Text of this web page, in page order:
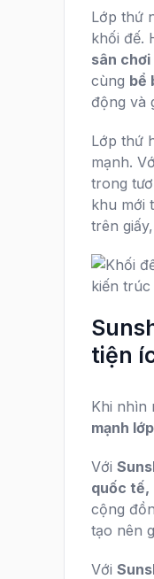
Lớp thứ
khối đế.
sân
cùng bể
động và
Lớp thứ
mạnh.
trong
khu mới
trên
tiện
Khi nhìn
mạnh
Với
quốc tế,
cộng
tạo nên
Với